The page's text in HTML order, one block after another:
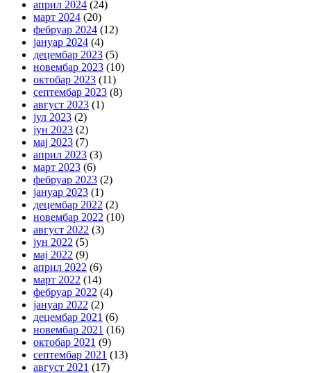
април 2024 (24)
март 2024 (20)
фебруар 2024 (12)
јануар 2024 (4)
децембар 2023 (5)
новембар 2023 (10)
октобар 2023 (11)
септембар 2023 (8)
август 2023 (1)
јул 2023 (2)
јун 2023 (2)
мај 2023 (7)
април 2023 (3)
март 2023 (6)
фебруар 2023 (2)
јануар 2023 (1)
децембар 2022 (2)
новембар 2022 (10)
август 2022 (3)
јун 2022 (5)
мај 2022 (9)
април 2022 (6)
март 2022 (14)
фебруар 2022 (4)
јануар 2022 (2)
децембар 2021 (6)
новембар 2021 (16)
октобар 2021 (9)
септембар 2021 (13)
август 2021 (17)